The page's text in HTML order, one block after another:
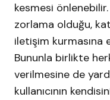
kesmesi
zorlama olduğu,
iletişim kurmasına
Bununla birlikte
verilmesine de
kullanıcının